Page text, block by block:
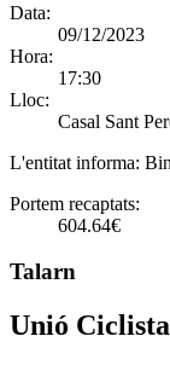
Data:
09/12/2023
Hora:
17:30
Lloc:
Casal Sant
L'entitat informa:
Portem recaptats:
604.64€
Talarn
Unió